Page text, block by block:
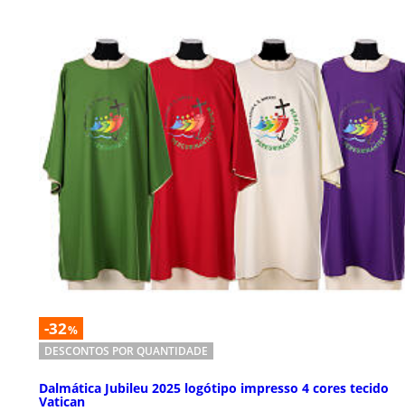
-32%
DESCONTOS POR QUANTIDADE
Dalmática Jubileu 2025 logótipo impresso 4 cores tecido
Vatican